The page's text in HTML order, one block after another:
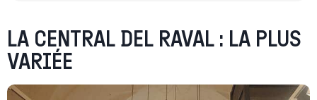
LA CENTRAL DEL RAVAL : LA PLUS
VARIÉE